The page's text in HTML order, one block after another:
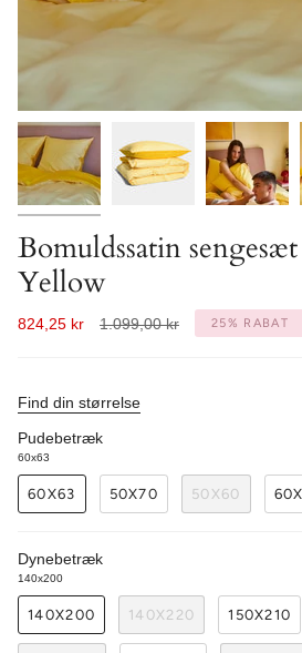
Bomuldssatin
Yellow
824,25 kr
Normal
1.099,00 kr 25% RABAT
Find din størrelse
Pudebetræk
60x63
60X63 50X70 50X60
Dynebetræk
140x200
140X200 140X220 150X210